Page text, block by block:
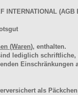
(AGB
(Waren), enthalten.
lediglich
Einschränkungen
als